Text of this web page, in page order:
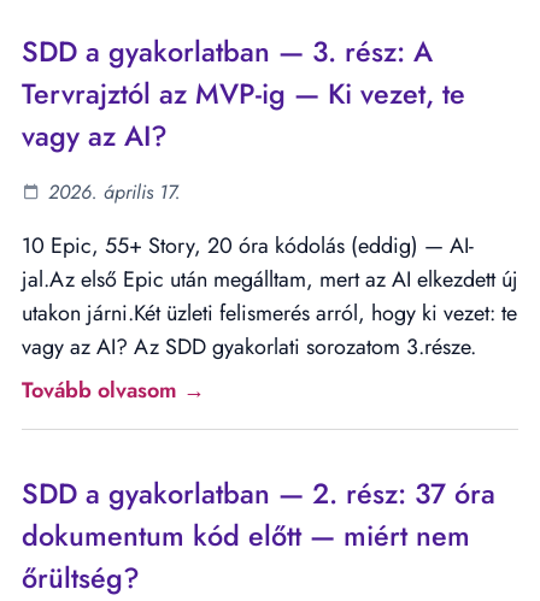
SDD a gyakorlatban — 3. rész: A
Tervrajztól az MVP-ig — Ki vezet, te
vagy az AI?
2026. április 17.
10 Epic, 55+ Story, 20 óra kódolás (eddig) — AI-
jal.Az első Epic után megálltam, mert az AI elkezdett új
utakon járni.Két üzleti felismerés arról, hogy ki vezet: te
vagy az AI? Az SDD gyakorlati sorozatom 3.része.
Tovább olvasom →
SDD a gyakorlatban — 2. rész: 37 óra
dokumentum kód előtt — miért nem
őrültség?